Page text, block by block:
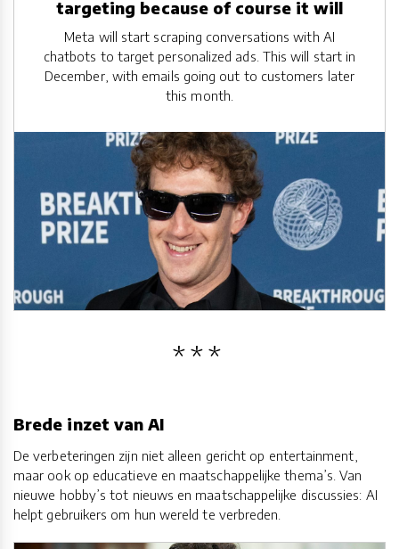
targeting because of course it will
Meta will start scraping conversations with AI
chatbots to target personalized ads. This will start in
December, with emails going out to customers later
this month.
Brede inzet van AI
De verbeteringen zijn niet alleen gericht op entertainment,
maar ook op educatieve en maatschappelijke thema’s. Van
nieuwe hobby’s tot nieuws en maatschappelijke discussies: AI
helpt gebruikers om hun wereld te verbreden.